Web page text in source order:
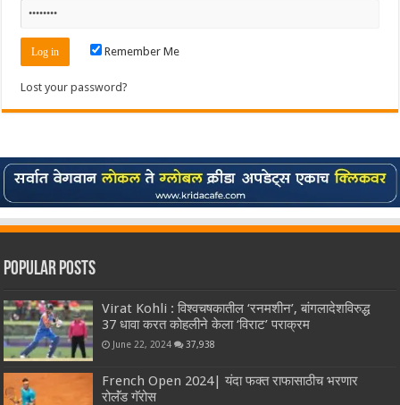
Remember Me
Lost your password?
Popular Posts
Virat Kohli : विश्वचषकातील ‘रनमशीन’, बांगलादेशविरुद्ध
37 धावा करत कोहलीने केला ‘विराट’ पराक्रम
June 22, 2024 37,938
French Open 2024| यंदा फक्त राफासाठीच भरणार
रोलॅंड गॅरोस